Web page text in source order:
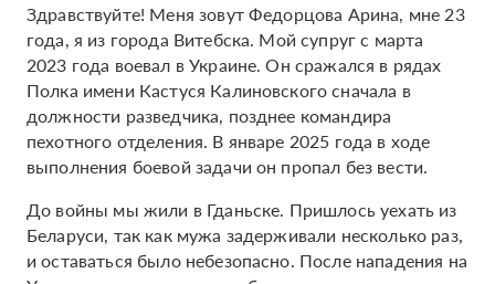
Здравствуйте! Меня зовут Федорцова Арина, мне 23
года, я из города Витебска. Мой супруг с марта
2023 года воевал в Украине. Он сражался в рядах
Полка имени Кастуся Калиновского сначала в
должности разведчика, позднее командира
пехотного отделения. В январе 2025 года в ходе
выполнения боевой задачи он пропал без вести.
До войны мы жили в Гданьске. Пришлось уехать из
Беларуси, так как мужа задерживали несколько раз,
и оставаться было небезопасно. После нападения на